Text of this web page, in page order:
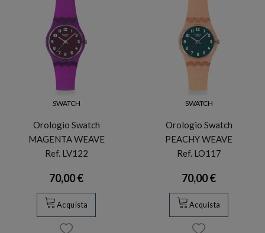
SWATCH
Orologio Swatch
MAGENTA WEAVE
Ref. LV122
70,00 €
Acquista
SWATCH
Orologio Swatch
PEACHY WEAVE
Ref. LO117
70,00 €
Acquista